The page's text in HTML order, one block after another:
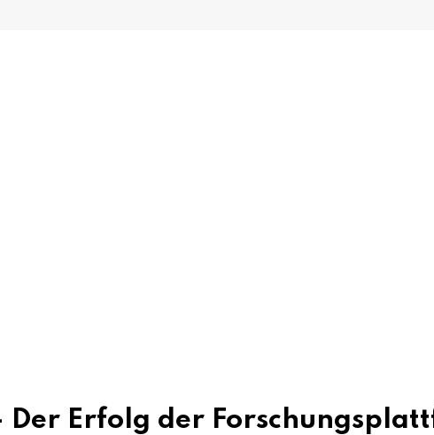
Der Erfolg der